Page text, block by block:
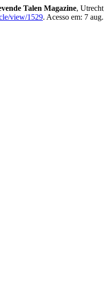
Talen Magazine,
view/1529. Acesso em: 7